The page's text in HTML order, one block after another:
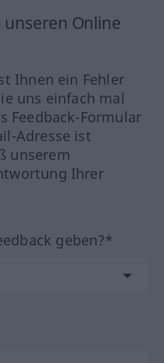
unseren Online
Ihnen ein Fehler
uns einfach mal
Feedback-Formular
Adresse ist
unserem
Ihrer
geben?*